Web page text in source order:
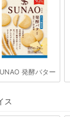
発酵バター
ス